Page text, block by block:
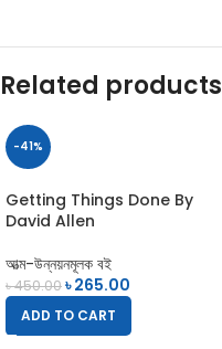
Related products
-41%
Getting Things Done By
David Allen
আত্ম-উন্নয়নমূলক বই
৳450.00৳265.00
ADD TO CART